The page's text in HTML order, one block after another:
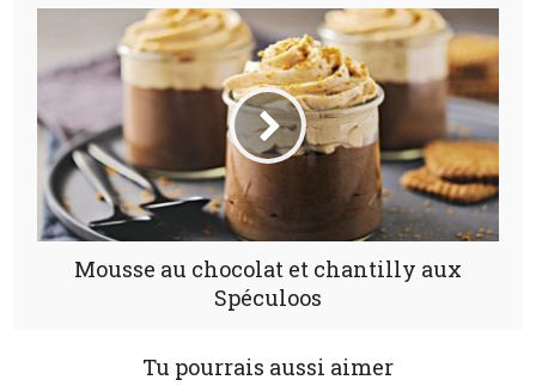
Mousse au chocolat et chantilly aux
Spéculoos
Tu pourrais aussi aimer